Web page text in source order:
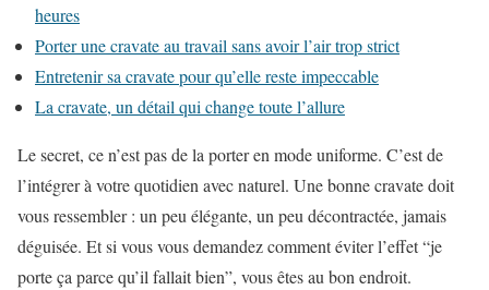
heures
Porter une cravate au travail sans avoir l’air trop strict
Entretenir sa cravate pour qu’elle reste impeccable
La cravate, un détail qui change toute l’allure
Le secret, ce n’est pas de la porter en mode uniforme. C’est de
l’intégrer à votre quotidien avec naturel. Une bonne cravate doit
vous ressembler : un peu élégante, un peu décontractée, jamais
déguisée. Et si vous vous demandez comment éviter l’effet “je
porte ça parce qu’il fallait bien”, vous êtes au bon endroit.